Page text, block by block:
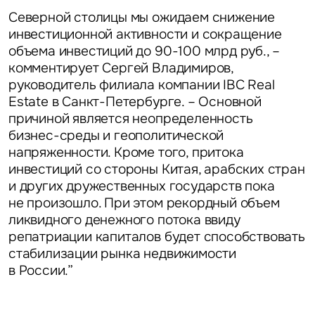
Северной столицы мы ожидаем снижение
инвестиционной активности и сокращение
объема инвестиций до 90-100 млрд руб., –
комментирует Сергей Владимиров,
руководитель филиала компании IBC Real
Estate в Санкт-Петербурге. – Основной
причиной является неопределенность
бизнес-среды и геополитической
напряженности. Кроме того, притока
инвестиций со стороны Китая, арабских стран
и других дружественных государств пока
не произошло. При этом рекордный объем
ликвидного денежного потока ввиду
репатриации капиталов будет способствовать
стабилизации рынка недвижимости
в России.”
Жалоба
Уведомления
Объявление
Это обязательное поле
Это обязательное поле
Отправить
Нажимая на кнопку «Отправить», вы даете свое согласие
на обработку и использование ваших персональных данных